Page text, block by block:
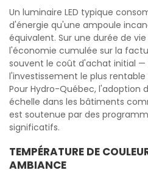
Un luminaire LED typique
d'énergie qu'une ampoule
équivalent. Sur une durée de
l'économie cumulée sur la
souvent le coût d'achat initial —
l'investissement le plus
Pour Hydro-Québec, l'adoption
échelle dans les bâtiments
est soutenue par des
significatifs.
TEMPÉRATURE DE
AMBIANCE